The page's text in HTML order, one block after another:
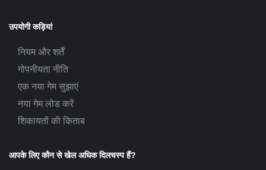
उपयोगी कड़ियां
नियम और शर्तें
गोपनीयता नीति
एक नया गेम सुझाएं
नया गेम लोड करें
शिकायतों की किताब
आपके लिए कौन से खेल अधिक दिलचस्प हैं?